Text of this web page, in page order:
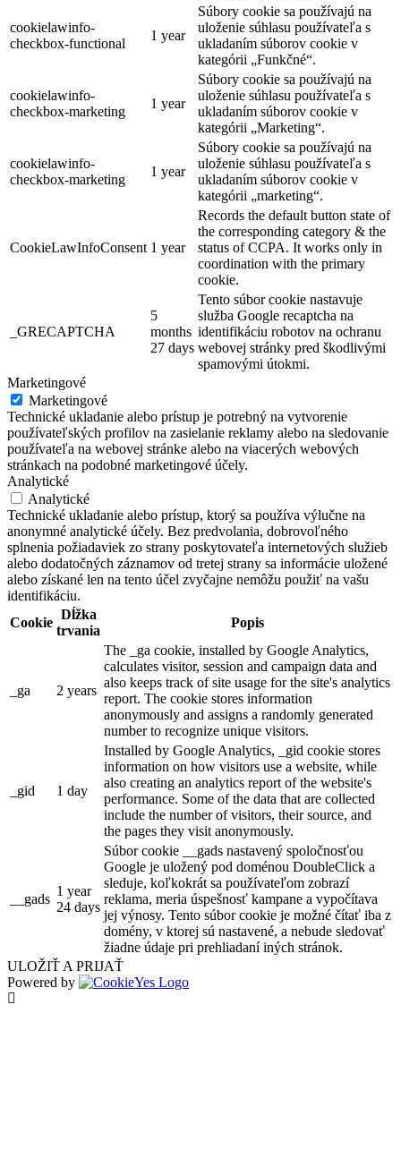
cookielawinfo-
checkbox-functional
1 year
Súbory cookie sa používajú na
uloženie súhlasu používateľa s
ukladaním súborov cookie v
kategórii „Funkčné“.
cookielawinfo-
checkbox-marketing
1 year
Súbory cookie sa používajú na
uloženie súhlasu používateľa s
ukladaním súborov cookie v
kategórii „Marketing“.
cookielawinfo-
checkbox-marketing
1 year
Súbory cookie sa používajú na
uloženie súhlasu používateľa s
ukladaním súborov cookie v
kategórii „marketing“.
CookieLawInfoConsent 1 year
Records the default button state of
the corresponding category & the
status of CCPA. It works only in
coordination with the primary
cookie.
_GRECAPTCHA
5
months
27 days
Tento súbor cookie nastavuje
služba Google recaptcha na
identifikáciu robotov na ochranu
webovej stránky pred škodlivými
spamovými útokmi.
Marketingové
Marketingové
Technické ukladanie alebo prístup je potrebný na vytvorenie
používateľských profilov na zasielanie reklamy alebo na sledovanie
používateľa na webovej stránke alebo na viacerých webových
stránkach na podobné marketingové účely.
Analytické
Analytické
Technické ukladanie alebo prístup, ktorý sa používa výlučne na
anonymné analytické účely. Bez predvolania, dobrovoľného
splnenia požiadaviek zo strany poskytovateľa internetových služieb
alebo dodatočných záznamov od tretej strany sa informácie uložené
alebo získané len na tento účel zvyčajne nemôžu použiť na vašu
identifikáciu.
Cookie
Dĺžka
trvania
Popis
_ga 2 years
The _ga cookie, installed by Google Analytics,
calculates visitor, session and campaign data and
also keeps track of site usage for the site's analytics
report. The cookie stores information
anonymously and assigns a randomly generated
number to recognize unique visitors.
_gid 1 day
Installed by Google Analytics, _gid cookie stores
information on how visitors use a website, while
also creating an analytics report of the website's
performance. Some of the data that are collected
include the number of visitors, their source, and
the pages they visit anonymously.
__gads
1 year
24 days
Súbor cookie __gads nastavený spoločnosťou
Google je uložený pod doménou DoubleClick a
sleduje, koľkokrát sa používateľom zobrazí
reklama, meria úspešnosť kampane a vypočítava
jej výnosy. Tento súbor cookie je možné čítať iba z
domény, v ktorej sú nastavené, a nebude sledovať
žiadne údaje pri prehliadaní iných stránok.
ULOŽIŤ A PRIJAŤ
Powered by